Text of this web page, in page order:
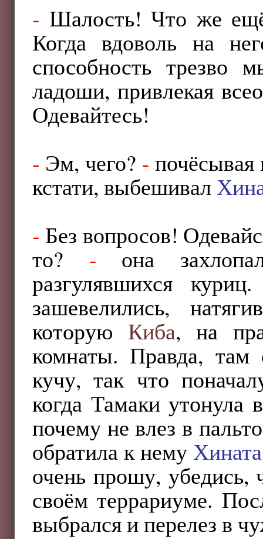
- Шалость! Что же
Когда вдоволь на
способность трезво
ладоши, привлекая
Одевайтесь!
- Эм, чего? - почёсывая
кстати, выбешивал
- Без вопросов!
то? - она
разгулявшихся
зашевелились,
которую Киба, на
комнаты. Правда,
кучу, так что
когда Тамаки утонула
почему не влез в
обратила к немуХината
очень прошу, убедись,
своём террариуме.
выбрался и перелез в